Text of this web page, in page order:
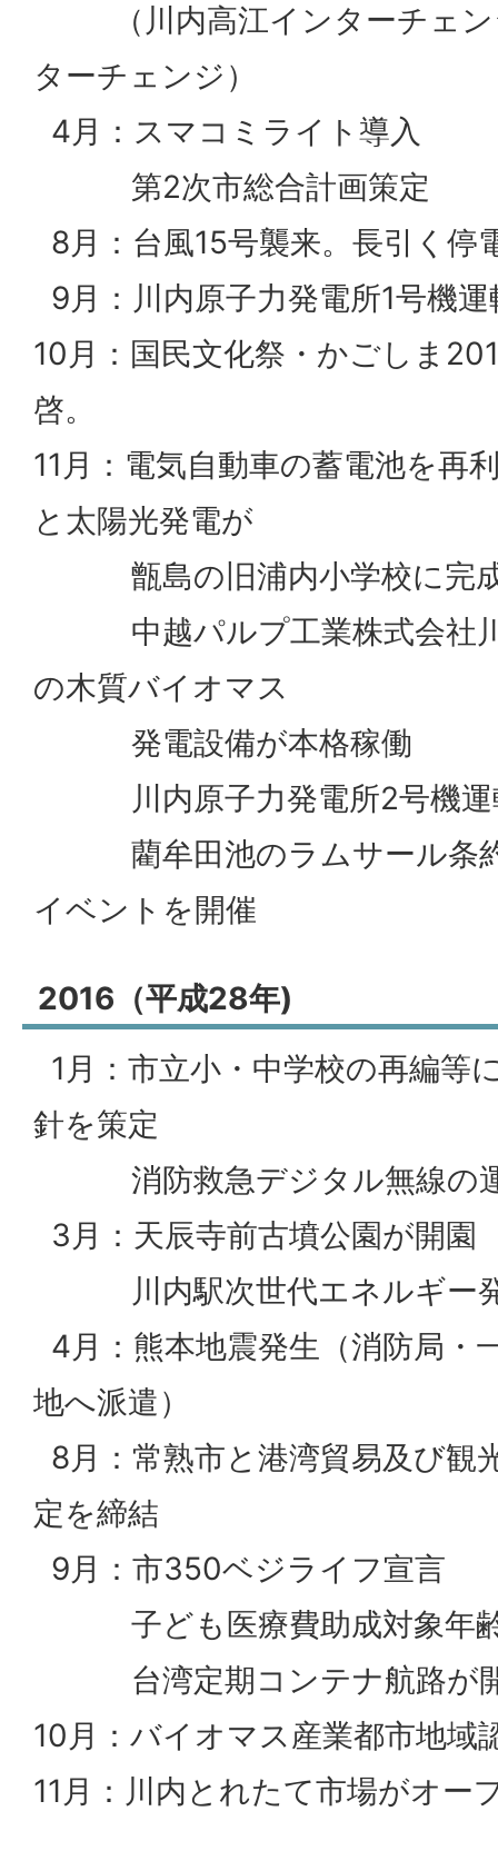
（川内高江インターチェン
ターチェンジ）
4月：スマコミライト導入
第2次市総合計画策定
8月：台風15号襲来。長引く停
9月：川内原子力発電所1号機
10月：国民文化祭・かごしま
啓。
11月：電気自動車の蓄電池を再
と太陽光発電が
甑島の旧浦内小学校に完
中越パルプ工業株式会社川
の木質バイオマス
発電設備が本格稼働
川内原子力発電所2号機運
藺牟田池のラムサール条約
イベントを開催
2016（平成28年)
1月：市立小・中学校の再編等
針を策定
消防救急デジタル無線の
3月：天辰寺前古墳公園が開園
川内駅次世代エネルギー発
4月：熊本地震発生（消防局・
地へ派遣）
8月：常熟市と港湾貿易及び観
定を締結
9月：市350ベジライフ宣言
子ども医療費助成対象年齢
台湾定期コンテナ航路が
10月：バイオマス産業都市地域
11月：川内とれたて市場がオー